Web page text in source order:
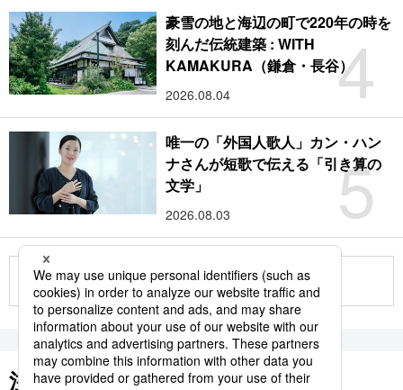
4
豪雪の地と海辺の町で220年の時を
刻んだ伝統建築 : WITH
KAMAKURA（鎌倉・長谷）
2026.08.04
5
唯一の「外国人歌人」カン・ハン
ナさんが短歌で伝える「引き算の
文学」
2026.08.03
もっと見る
注目のキーワード